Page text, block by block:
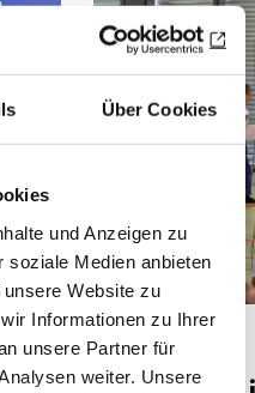
Über Cookies
und Anzeigen zu
soziale Medien anbieten
Website zu
Informationen zu Ihrer
unsere Partner für
weiter. Unsere
NEWS